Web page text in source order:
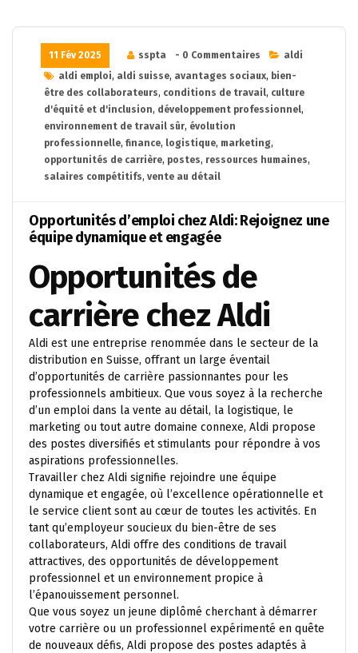
11 Fév 2025 sspta - 0 Commentaires
aldi
aldi emploi, aldi suisse, avantages sociaux, bien-
être des collaborateurs, conditions de travail, culture
d'équité et d'inclusion, développement professionnel,
environnement de travail sûr, évolution
professionnelle, finance, logistique, marketing,
opportunités de carrière, postes, ressources humaines,
salaires compétitifs, vente au détail
Opportunités d’emploi chez Aldi: Rejoignez une
équipe dynamique et engagée
Opportunités de
carrière chez Aldi
Aldi est une entreprise renommée dans le secteur de la
distribution en Suisse, offrant un large éventail
d’opportunités de carrière passionnantes pour les
professionnels ambitieux. Que vous soyez à la recherche
d’un emploi dans la vente au détail, la logistique, le
marketing ou tout autre domaine connexe, Aldi propose
des postes diversifiés et stimulants pour répondre à vos
aspirations professionnelles.
Travailler chez Aldi signifie rejoindre une équipe
dynamique et engagée, où l’excellence opérationnelle et
le service client sont au cœur de toutes les activités. En
tant qu’employeur soucieux du bien-être de ses
collaborateurs, Aldi offre des conditions de travail
attractives, des opportunités de développement
professionnel et un environnement propice à
l’épanouissement personnel.
Que vous soyez un jeune diplômé cherchant à démarrer
votre carrière ou un professionnel expérimenté en quête
de nouveaux défis, Aldi propose des postes adaptés à